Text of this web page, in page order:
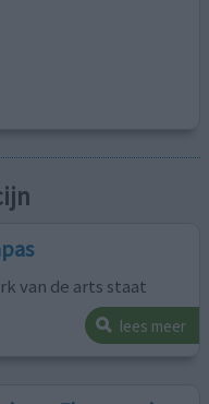
van de arts staat
lees meer